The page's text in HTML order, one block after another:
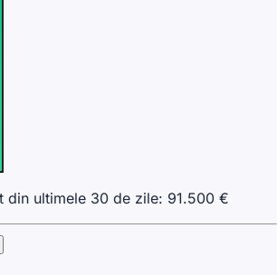
din ultimele 30 de zile: 91.500 €